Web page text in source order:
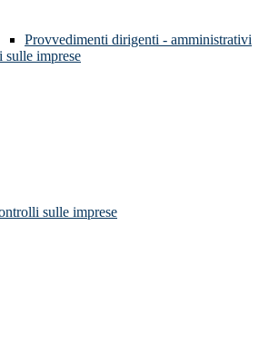
Provvedimenti dirigenti - amministrativi
sulle imprese
sulle imprese